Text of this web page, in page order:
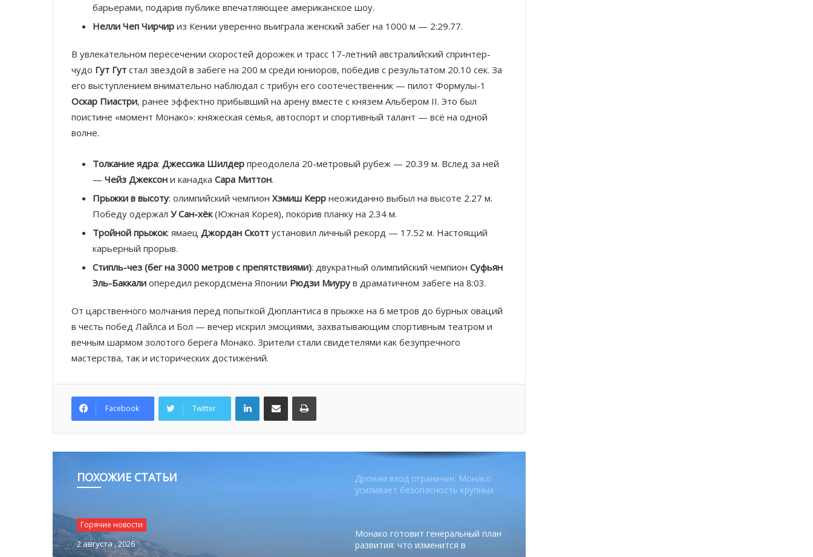
барьерами, подарив публике впечатляющее американское шоу.
Нелли Чеп Чирчир из Кении уверенно выиграла женский забег на 1000 м — 2:29.77.
В увлекательном пересечении скоростей дорожек и трасс 17-летний австралийский спринтер-
чудо Гут Гут стал звездой в забеге на 200 м среди юниоров, победив с результатом 20.10 сек. За
его выступлением внимательно наблюдал с трибун его соотечественник — пилот Формулы-1
Оскар Пиастри, ранее эффектно прибывший на арену вместе с князем Альбером II. Это был
поистине «момент Монако»: княжеская семья, автоспорт и спортивный талант — всё на одной
волне.
Толкание ядра: Джессика Шилдер преодолела 20-метровый рубеж — 20.39 м. Вслед за ней
— Чейз Джексон и канадка Сара Миттон.
Прыжки в высоту: олимпийский чемпион Хэмиш Керр неожиданно выбыл на высоте 2.27 м.
Победу одержал У Сан-хёк(Южная Корея), покорив планку на 2.34 м.
Тройной прыжок: ямаец Джордан Скотт установил личный рекорд — 17.52 м. Настоящий
карьерный прорыв.
Стипль-чез (бег на 3000 метров с препятствиями): двукратный олимпийский чемпион Суфьян
Эль-Баккали опередил рекордсмена Японии Рюдзи Миуру в драматичном забеге на 8:03.
От царственного молчания перед попыткой Дюплантиса в прыжке на 6 метров до бурных оваций
в честь побед Лайлса и Бол — вечер искрил эмоциями, захватывающим спортивным театром и
вечным шармом золотого берега Монако. Зрители стали свидетелями как безупречного
мастерства, так и исторических достижений.
Facebook Twitter
LinkedInПоделиться по электронной почте Распечатать
ПОХОЖИЕ СТАТЬИ
Горячие новости
2 августа , 2026
Князь Альбер II и Принцесса
Шарлен посетили 77-й Бал
Ferrari набирает скорость перед
паузой
SBM и Be Safe Monaco продлили
партнёрство ради безопасных
летних ночей
FESTIVAL готовит вечер мирового
Дронам вход ограничен: Монако
усиливает безопасность крупных
Монако готовит генеральный план
развития: что изменится в